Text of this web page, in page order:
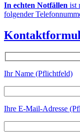
In echten Notfällen ist
folgender
Ihr Name (Pflichtfeld)
Ihre E-Mail-Adresse